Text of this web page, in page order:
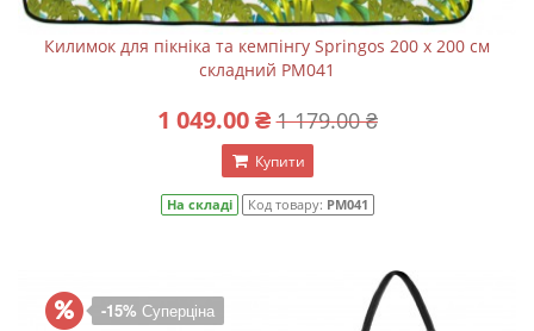
Килимок для пікніка та кемпінгу Springos 200 x 200 см
складний PM041
1 049.00 ₴ 1 179.00 ₴
Купити
На складі Код товару: PM041
-15% Суперціна